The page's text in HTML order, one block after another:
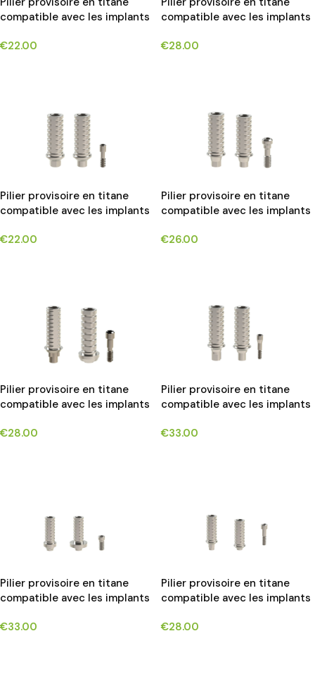
compatible avec les implants
CONNECTION®*
€22.00
compatible avec les implants
€28.00
Pilier provisoire en titane
compatible avec les implants
€22.00
Pilier provisoire en titane
compatible avec les implants
€26.00
Pilier provisoire en titane
compatible avec les implants
€28.00
Pilier provisoire en titane
compatible avec les implants
€33.00
Pilier provisoire en titane
compatible avec les implants
LEVEL® RN SYSTEM*
€33.00
Pilier provisoire en titane
compatible avec les implants
€28.00